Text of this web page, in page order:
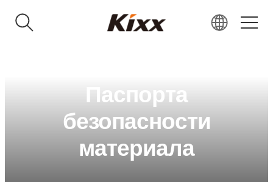
Паспорта
безопасности
материала